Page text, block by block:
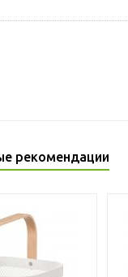
рекомендации